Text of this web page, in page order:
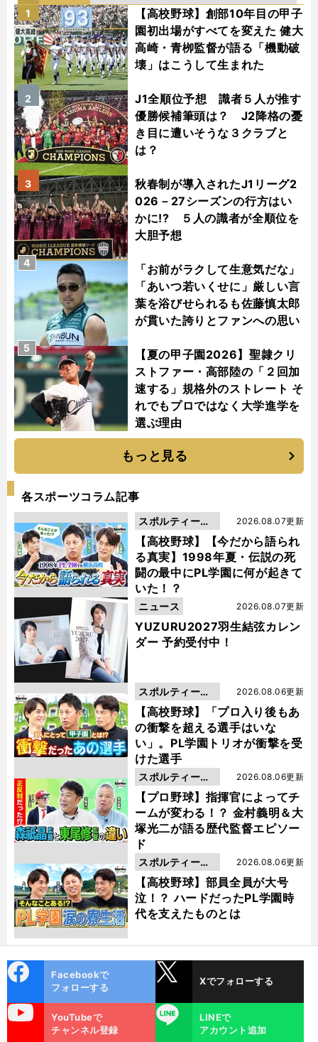
【高校野球】創部10年目の甲子
園初出場がすべてを変えた 健大
高崎・青栁監督が語る「機動破
壊」はこうして生まれた
1
J1全順位予想 識者５人が推す
優勝候補筆頭は？ J2降格の憂
き目に遭いそうな３クラブと
は？
2
秋春制が導入されたJ1リーグ2
026－27シーズンの行方はい
かに!? ５人の識者が全順位を
大胆予想
3
「お前がラクして生意気だな」
「あいつ若いくせに」厳しい言
葉を浴びせられるも佐藤慎太郎
が貫いた誇りとファンへの思い
4
【夏の甲子園2026】聖隷クリ
ストファー・高部陸の「２回加
速する」規格外のストレート そ
れでもプロではなく大学進学を
選ぶ理由
5
もっと見る
各スポーツコラム記事
【高校野球】【今だから語られ
る真実】1998年夏・伝説の死
闘の最中にPL学園に何が起きて
いた！？
2026.08.07更新
スポルティーバ
動画
YUZURU2027羽生結弦カレン
ダー 予約受付中！
2026.08.07更新
ニュース
【高校野球】「プロ入り後もあ
の衝撃を超える選手はいな
い」。PL学園トリオが衝撃を受
けた選手
2026.08.06更新
スポルティーバ
動画
【プロ野球】指揮官によってチ
ームが変わる！？ 金村義明＆大
塚光二が語る歴代監督エピソー
ド
2026.08.06更新
スポルティーバ
動画
【高校野球】部員全員が大号
泣！？ ハードだったPL学園時
代を支えたものとは
2026.08.06更新
スポルティーバ
動画
ok
Facebookで
フォローする
Xでフォローする
YouTubeで
チャンネル登録
LINE
LINEで
アカウント追加